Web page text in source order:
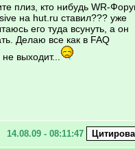
плиз, кто нибудь WR-
на hut.ru ставил??? уже
его туда всунуть, а он
Делаю все как в FAQ
выходит...
14.08.09 - 08:11:47